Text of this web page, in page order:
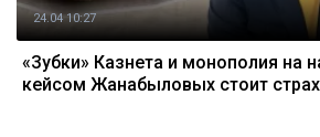
24.04 10:27
«Зубки» Казнета и монополия на
кейсом Жанабыловых стоит